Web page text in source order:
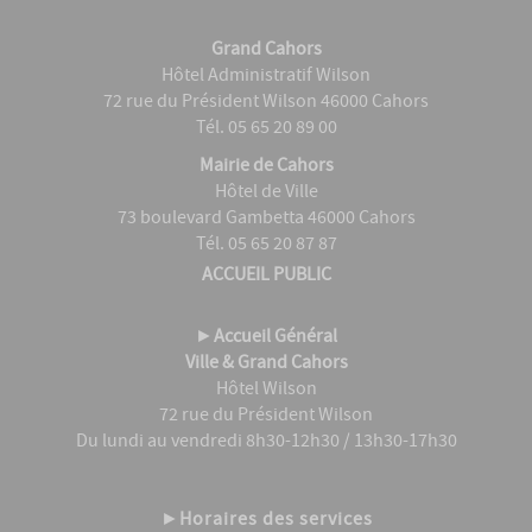
Grand Cahors
Hôtel Administratif Wilson
72 rue du Président Wilson 46000 Cahors
Tél. 05 65 20 89 00
Mairie de Cahors
Hôtel de Ville
73 boulevard Gambetta 46000 Cahors
Tél. 05 65 20 87 87
ACCUEIL PUBLIC
►Accueil Général
Ville & Grand Cahors
Hôtel Wilson
72 rue du Président Wilson
Du lundi au vendredi 8h30-12h30 / 13h30-17h30
► Horaires des services